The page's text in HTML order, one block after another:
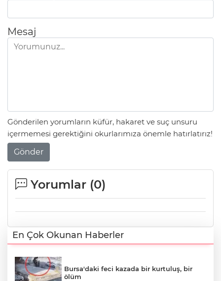
Mesaj
Gönderilen yorumların küfür, hakaret ve suç unsuru
içermemesi gerektiğini okurlarımıza önemle hatırlatırız!
Gönder
Yorumlar (0)
En Çok Okunan Haberler
Bursa'daki feci kazada bir kurtuluş, bir
ölüm